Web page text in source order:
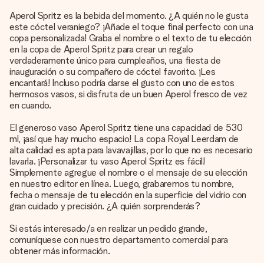
Aperol Spritz es la bebida del momento. ¿A quién no le gusta
este cóctel veraniego? ¡Añade el toque final perfecto con una
copa personalizada! Graba el nombre o el texto de tu elección
en la copa de Aperol Spritz para crear un regalo
verdaderamente único para cumpleaños, una fiesta de
inauguración o su compañero de cóctel favorito. ¡Les
encantará! Incluso podría darse el gusto con uno de estos
hermosos vasos, si disfruta de un buen Aperol fresco de vez
en cuando.
El generoso vaso Aperol Spritz tiene una capacidad de 530
ml, ¡así que hay mucho espacio! La copa Royal Leerdam de
alta calidad es apta para lavavajillas, por lo que no es necesario
lavarla. ¡Personalizar tu vaso Aperol Spritz es fácil!
Simplemente agregue el nombre o el mensaje de su elección
en nuestro editor en línea. Luego, grabaremos tu nombre,
fecha o mensaje de tu elección en la superficie del vidrio con
gran cuidado y precisión. ¿A quién sorprenderás?
Si estás interesado/a en realizar un pedido grande,
comuníquese con nuestro departamento comercial para
obtener más información.